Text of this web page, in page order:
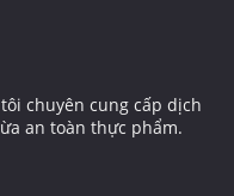
chuyên cung cấp dịch
an toàn thực phẩm.